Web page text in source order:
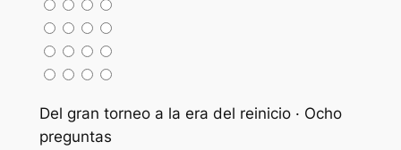
Del gran torneo a la era del reinicio · Ocho
preguntas